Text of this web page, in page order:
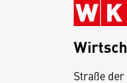
Straße